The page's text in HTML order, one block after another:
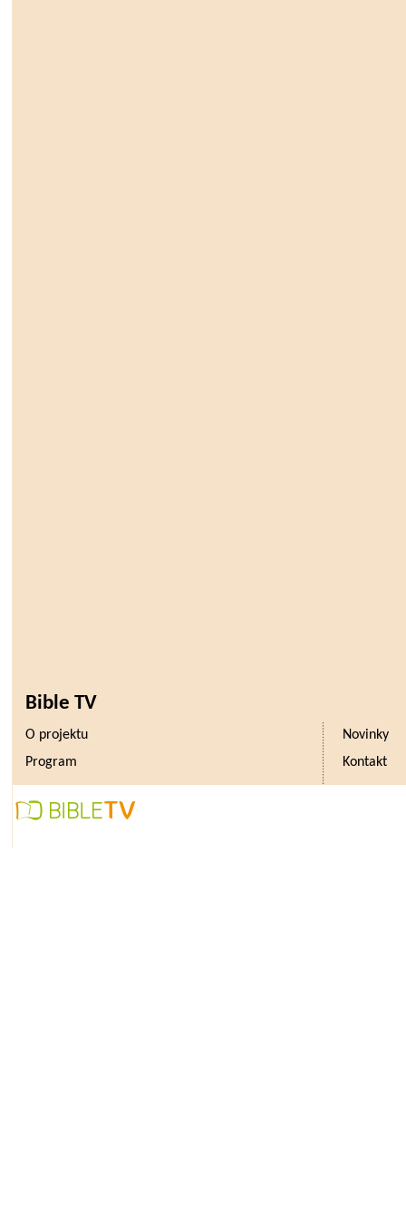
Bible TV
O projektu
Novinky
Program
Kontakt